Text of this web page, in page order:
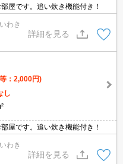
屋です。追い炊き機能付き！
わき
詳細を見る
：2,000円)
し
屋です。追い炊き機能付き！
わき
詳細を見る